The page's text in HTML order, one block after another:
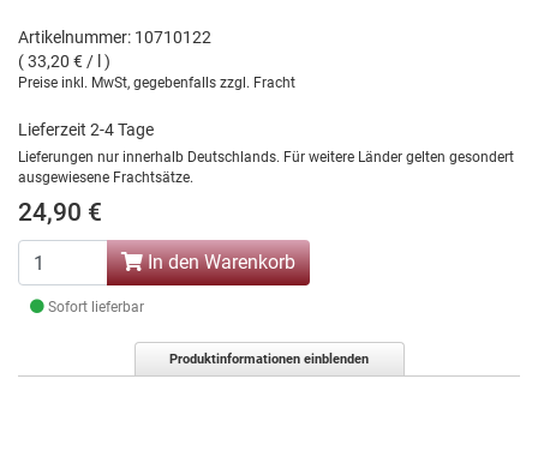
Artikelnummer: 10710122
( 33,20 € / l )
Preise inkl. MwSt, gegebenfalls zzgl. Fracht
Lieferzeit 2-4 Tage
Lieferungen nur innerhalb Deutschlands. Für weitere Länder gelten gesondert
ausgewiesene Frachtsätze.
24,90 €
In den Warenkorb
Sofort lieferbar
Produktinformationen einblenden